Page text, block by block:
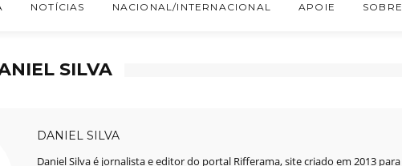
NOTÍCIAS NACIONAL/INTERNACIONAL APOIE SOBRE
SILVA
DANIEL SILVA
Daniel Silva é jornalista e editor do portal Rifferama, site criado em 2013 para